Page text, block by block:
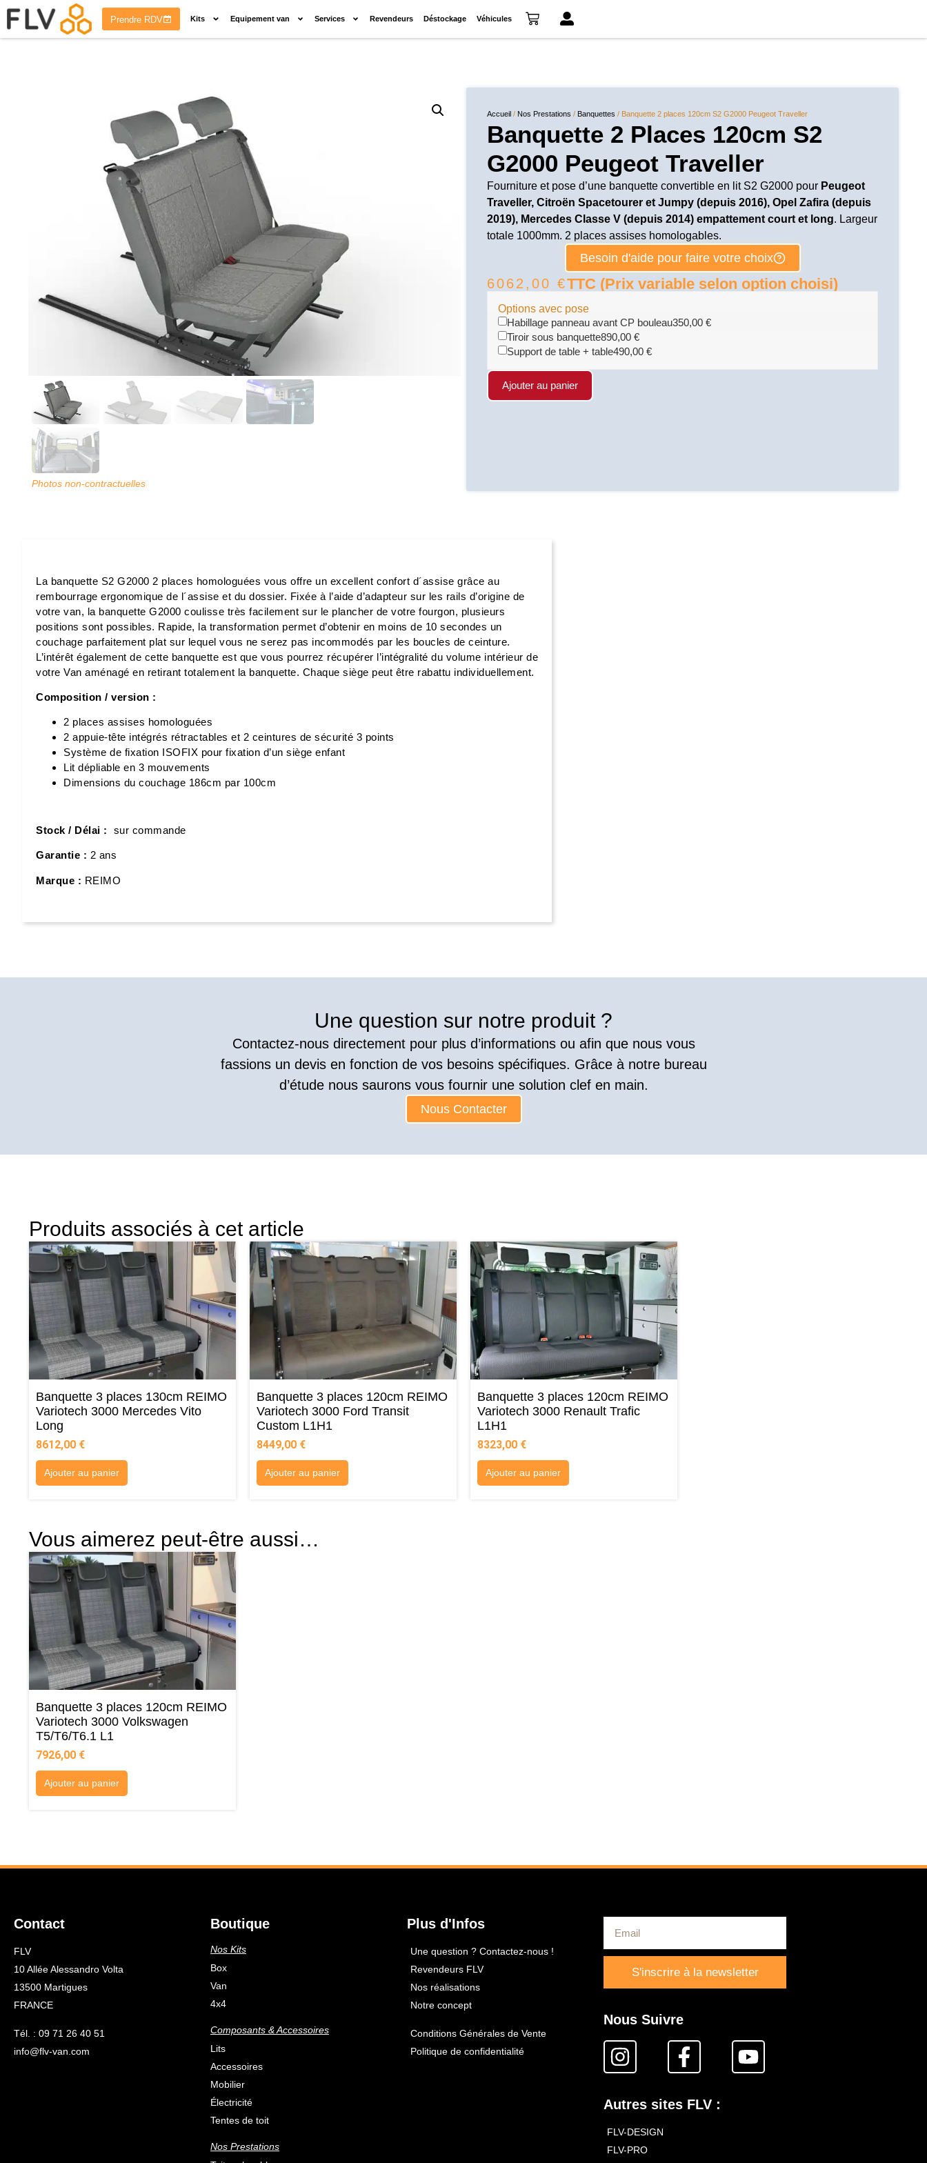
Prendre RDV Kits Equipement van Services Revendeurs Déstockage Véhicules
Photos non-contractuelles
Accueil / Nos Prestations / Banquettes / Banquette 2 places 120cm S2 G2000 Peugeot Traveller
Banquette 2 Places 120cm S2
G2000 Peugeot Traveller
Fourniture et pose d’une banquette convertible en lit S2 G2000 pour Peugeot
Traveller, Citroën Spacetourer et Jumpy (depuis 2016), Opel Zafira (depuis
2019), Mercedes Classe V (depuis 2014) empattement court et long. Largeur
totale 1000mm. 2 places assises homologables.
Besoin d'aide pour faire votre choix
6062,00€TTC (Prix variable selon option choisi)
Options avec pose
Habillage panneau avant CP bouleau350,00€
Tiroir sous banquette890,00€
Support de table + table490,00€
Ajouter au panier
La banquette S2 G2000 2 places homologuées vous offre un excellent confort d´assise grâce au
rembourrage ergonomique de l´assise et du dossier. Fixée à l’aide d’adapteur sur les rails d’origine de
votre van, la banquette G2000 coulisse très facilement sur le plancher de votre fourgon, plusieurs
positions sont possibles. Rapide, la transformation permet d’obtenir en moins de 10 secondes un
couchage parfaitement plat sur lequel vous ne serez pas incommodés par les boucles de ceinture.
L’intérêt également de cette banquette est que vous pourrez récupérer l’intégralité du volume intérieur de
votre Van aménagé en retirant totalement la banquette. Chaque siège peut être rabattu individuellement.
Composition / version :
2 places assises homologuées
2 appuie-tête intégrés rétractables et 2 ceintures de sécurité 3 points
Système de fixation ISOFIX pour fixation d’un siège enfant
Lit dépliable en 3 mouvements
Dimensions du couchage 186cm par 100cm
Stock / Délai : sur commande
Garantie : 2 ans
Marque : REIMO
Une question sur notre produit ?
Contactez-nous directement pour plus d’informations ou afin que nous vous
fassions un devis en fonction de vos besoins spécifiques. Grâce à notre bureau
d’étude nous saurons vous fournir une solution clef en main.
Nous Contacter
Produits associés à cet article
Banquette 3 places 130cm REIMO
Variotech 3000 Mercedes Vito
Long
8612,00 €
Ajouter au panier
Banquette 3 places 120cm REIMO
Variotech 3000 Ford Transit
Custom L1H1
8449,00 €
Ajouter au panier
Banquette 3 places 120cm REIMO
Variotech 3000 Renault Trafic
L1H1
8323,00 €
Ajouter au panier
Vous aimerez peut-être aussi…
Banquette 3 places 120cm REIMO
Variotech 3000 Volkswagen
T5/T6/T6.1 L1
7926,00 €
Ajouter au panier
Contact
FLV
10 Allée Alessandro Volta
13500 Martigues
FRANCE
Tél. : 09 71 26 40 51
info@flv-van.com
Boutique
Nos Kits
Box
Van
4x4
Composants & Accessoires
Lits
Accessoires
Mobilier
Électricité
Tentes de toit
Nos Prestations
Plus d'Infos
Une question ? Contactez-nous !
Revendeurs FLV
Nos réalisations
Notre concept
Conditions Générales de Vente
Politique de confidentialité
S'inscrire à la newsletter
Nous Suivre
Autres sites FLV :
FLV-DESIGN
FLV-PRO